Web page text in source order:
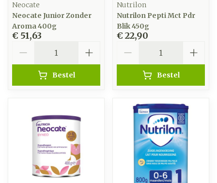
Neocate
Neocate Junior Zonder
Aroma 400g
€ 51,63
Bestel
Nutrilon
Nutrilon Pepti Mct Pdr
Blik 450g
€ 22,90
Bestel